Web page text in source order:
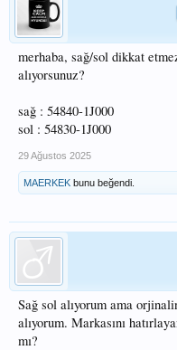
merhaba, sağ/sol dikkat
alıyorsunuz?
sağ : 54840-1J000
sol : 54830-1J000
29 Ağustos 2025
MAERKEK bunu beğendi.
Sağ sol alıyorum ama
alıyorum. Markasını
mı?